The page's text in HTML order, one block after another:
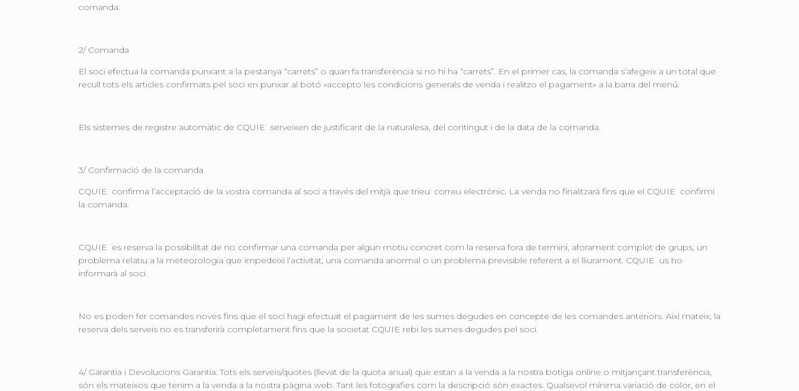
comanda.
2/ Comanda
El soci efectua la comanda punxant a la pestanya “carrets” o quan fa transferència si no hi ha “carrets”. En el primer cas, la comanda s’afegeix a un total que
recull tots els articles confirmats pel soci en punxar al botó «accepto les condicions generals de venda i realitzo el pagament» a la barra del menú.
Els sistemes de registre automàtic de CQUIE serveixen de justificant de la naturalesa, del contingut i de la data de la comanda.
3/ Confirmació de la comanda
CQUIE confirma l’acceptació de la vostra comanda al soci a través del mitjà que trieu: correu electrònic. La venda no finalitzarà fins que el CQUIE confirmi
la comanda.
CQUIE es reserva la possibilitat de no confirmar una comanda per algun motiu concret com la reserva fora de termini, aforament complet de grups, un
problema relatiu a la meteorologia que impedeixi l’activitat, una comanda anormal o un problema previsible referent a el lliurament. CQUIE us ho
informarà al soci.
No es poden fer comandes noves fins que el soci hagi efectuat el pagament de les sumes degudes en concepte de les comandes anteriors. Així mateix, la
reserva dels serveis no es transferirà completament fins que la societat CQUIE rebi les sumes degudes pel soci.
4/ Garantia i Devolucions Garantia: Tots els serveis/quotes (llevat de la quota anual) que estan a la venda a la nostra botiga online o mitjançant transferència,
són els mateixos que tenim a la venda a la nostra pàgina web. Tant les fotografies com la descripció són exactes. Qualsevol mínima variació de color, en el